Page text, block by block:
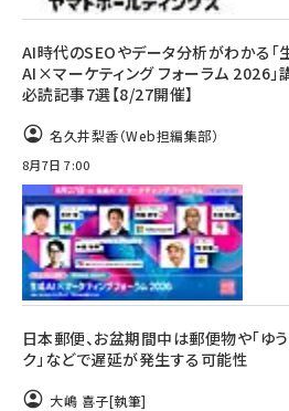
AI時代のSEOやデータ分析がわかる「
AI×マーケティング フォーラム 2026」
必読記事7選【8/27開催】
名久井梨香（Web担編集部）
8月7日 7:00
日本郵便、お盆期間中は郵便物や「ゆ
ク」などで遅延が発生する可能性
大嶋 喜子[執筆]